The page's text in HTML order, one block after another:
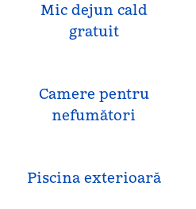
Mic dejun cald
gratuit
Camere pentru
nefumători
Piscina exterioară